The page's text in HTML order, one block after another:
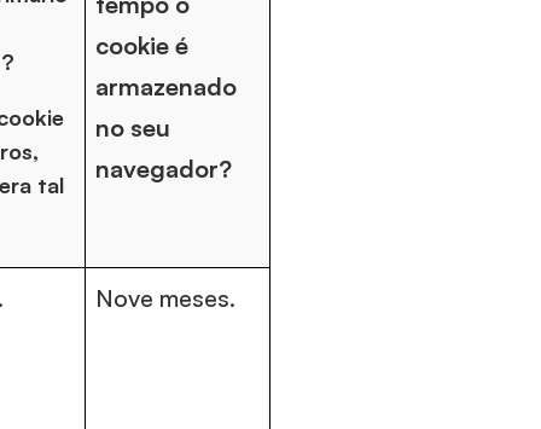
tal
cookie é
armazenado
no seu
navegador?
Nove meses.